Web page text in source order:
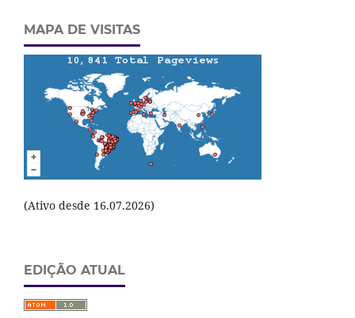
MAPA DE VISITAS
(Ativo desde 16.07.2026)
EDIÇÃO ATUAL